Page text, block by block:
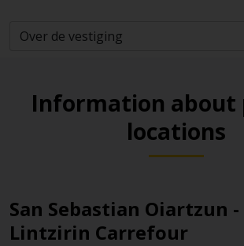
Information about
locations
San Sebastian Oiartzun -
Lintzirin Carrefour